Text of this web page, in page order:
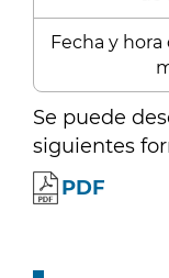
Fecha y hora
Se puede
siguientes
PDF